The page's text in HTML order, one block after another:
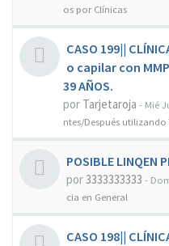
os por Clínicas
CASO 199||
o capilar con
39 AÑOS.
por Tarjetaroja - Mié
ntes/Después
POSIBLE LINQEN
por3333333333 -
cia en General
CASO 198||